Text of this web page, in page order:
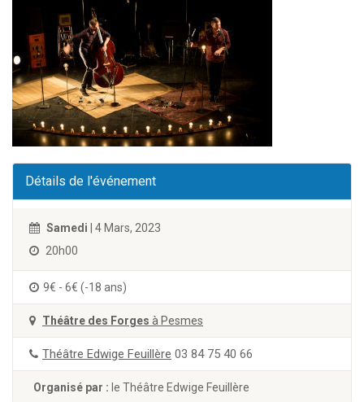
Détails de l'événement
Samedi | 4 Mars, 2023
20h00
9€ - 6€ (-18 ans)
Théâtre des Forges à Pesmes
Théâtre Edwige Feuillère 03 84 75 40 66
Organisé par : le Théâtre Edwige Feuillère